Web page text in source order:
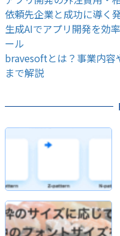
依頼先企業と成功に導く
生成AIでアプリ開発を効
ール
bravesoftとは？事業内容
まで解説